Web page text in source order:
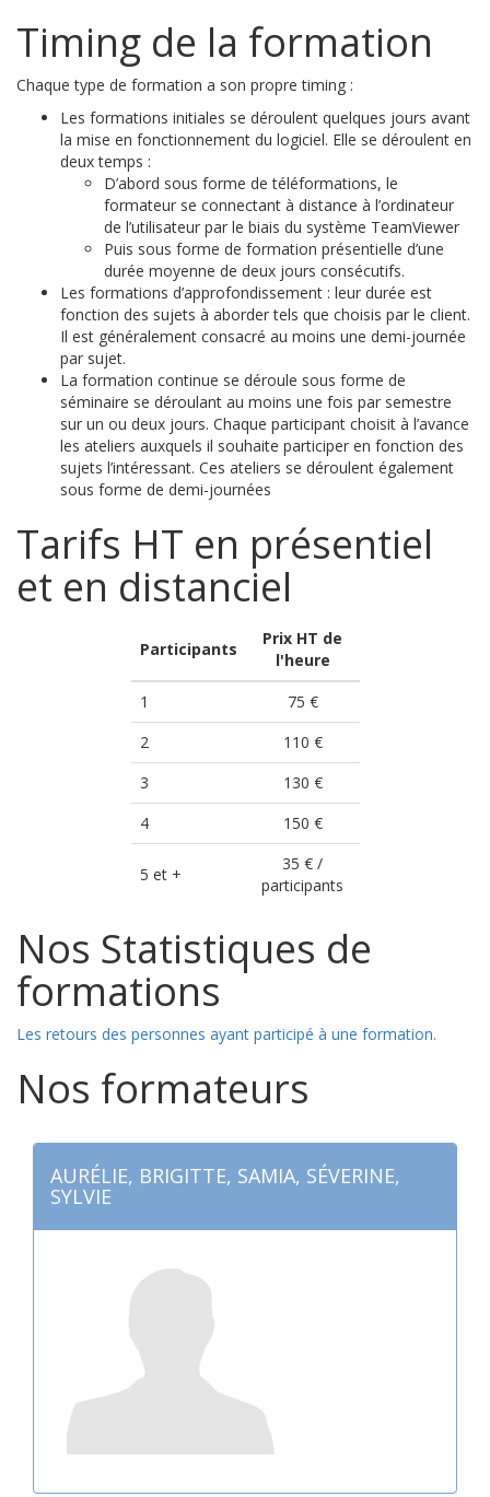
Timing de la formation
Chaque type de formation a son propre timing :
Les formations initiales se déroulent quelques jours avant
la mise en fonctionnement du logiciel. Elle se déroulent en
deux temps :
D’abord sous forme de téléformations, le
formateur se connectant à distance à l’ordinateur
de l’utilisateur par le biais du système TeamViewer
Puis sous forme de formation présentielle d’une
durée moyenne de deux jours consécutifs.
Les formations d’approfondissement : leur durée est
fonction des sujets à aborder tels que choisis par le client.
Il est généralement consacré au moins une demi-journée
par sujet.
La formation continue se déroule sous forme de
séminaire se déroulant au moins une fois par semestre
sur un ou deux jours. Chaque participant choisit à l’avance
les ateliers auxquels il souhaite participer en fonction des
sujets l’intéressant. Ces ateliers se déroulent également
sous forme de demi-journées
Tarifs HT en présentiel
et en distanciel
Participants
Prix HT de
l'heure
1
75 €
2
110 €
3
130 €
4
150 €
5 et +
35 € /
participants
Nos Statistiques de
formations
Les retours des personnes ayant participé à une formation.
Nos formateurs
AURÉLIE, BRIGITTE, SAMIA, SÉVERINE,
SYLVIE